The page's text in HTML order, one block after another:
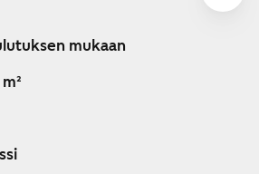
mukaan